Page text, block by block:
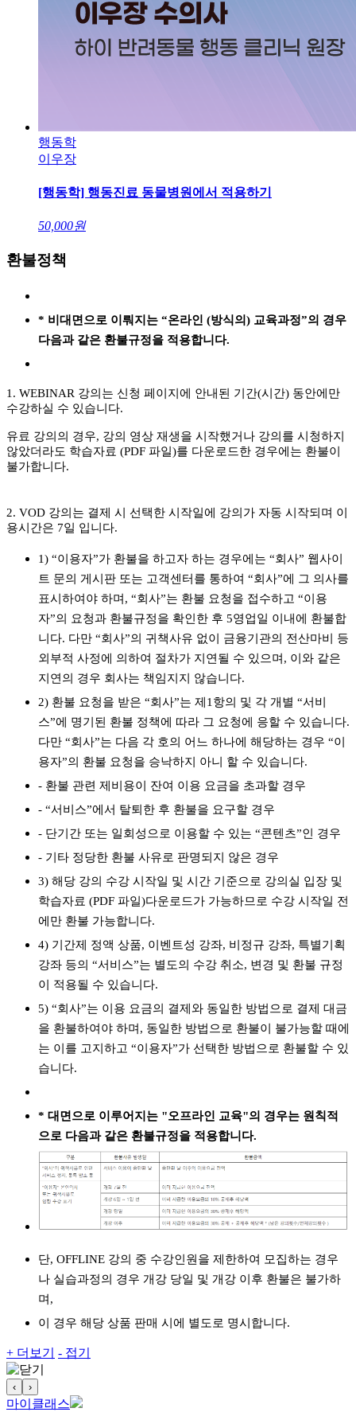
행동학
이우장
[행동학] 행동진료 동물병원에서 적용하기
50,000원
환불정책
* 비대면으로 이뤄지는 “온라인 (방식의) 교육과정”의 경우
다음과 같은 환불규정을 적용합니다.
1. WEBINAR 강의는 신청 페이지에 안내된 기간(시간) 동안에만
수강하실 수 있습니다.
유료 강의의 경우, 강의 영상 재생을 시작했거나 강의를 시청하지
않았더라도 학습자료 (PDF 파일)를 다운로드한 경우에는 환불이
불가합니다.
2. VOD 강의는 결제 시 선택한 시작일에 강의가 자동 시작되며 이
용시간은 7일 입니다.
1) “이용자”가 환불을 하고자 하는 경우에는 “회사” 웹사이
트 문의 게시판 또는 고객센터를 통하여 “회사”에 그 의사를
표시하여야 하며, “회사”는 환불 요청을 접수하고 “이용
자”의 요청과 환불규정을 확인한 후 5영업일 이내에 환불합
니다. 다만 “회사”의 귀책사유 없이 금융기관의 전산마비 등
외부적 사정에 의하여 절차가 지연될 수 있으며, 이와 같은
지연의 경우 회사는 책임지지 않습니다.
2) 환불 요청을 받은 “회사”는 제1항의 및 각 개별 “서비
스”에 명기된 환불 정책에 따라 그 요청에 응할 수 있습니다.
다만 “회사”는 다음 각 호의 어느 하나에 해당하는 경우 “이
용자”의 환불 요청을 승낙하지 아니 할 수 있습니다.
- 환불 관련 제비용이 잔여 이용 요금을 초과할 경우
- “서비스”에서 탈퇴한 후 환불을 요구할 경우
- 단기간 또는 일회성으로 이용할 수 있는 “콘텐츠”인 경우
- 기타 정당한 환불 사유로 판명되지 않은 경우
3) 해당 강의 수강 시작일 및 시간 기준으로 강의실 입장 및
학습자료 (PDF 파일)다운로드가 가능하므로 수강 시작일 전
에만 환불 가능합니다.
4) 기간제 정액 상품, 이벤트성 강좌, 비정규 강좌, 특별기획
강좌 등의 “서비스”는 별도의 수강 취소, 변경 및 환불 규정
이 적용될 수 있습니다.
5) “회사”는 이용 요금의 결제와 동일한 방법으로 결제 대금
을 환불하여야 하며, 동일한 방법으로 환불이 불가능할 때에
는 이를 고지하고 “이용자”가 선택한 방법으로 환불할 수 있
습니다.
* 대면으로 이루어지는 "오프라인 교육"의 경우는 원칙적
으로 다음과 같은 환불규정을 적용합니다.
단, OFFLINE 강의 중 수강인원을 제한하여 모집하는 경우
나 실습과정의 경우 개강 당일 및 개강 이후 환불은 불가하
며,
이 경우 해당 상품 판매 시에 별도로 명시합니다.
+ 더보기 - 접기
‹ ›
마이클래스